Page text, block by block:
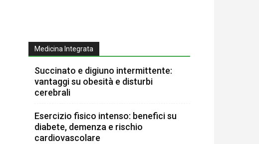
Medicina Integrata
Succinato e digiuno intermittente:
vantaggi su obesità e disturbi
cerebrali
Esercizio fisico intenso: benefici su
diabete, demenza e rischio
cardiovascolare